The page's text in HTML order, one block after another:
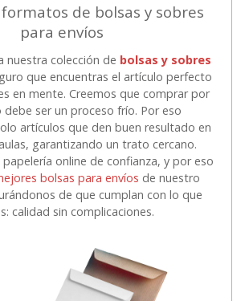
de bolsas y sobres
para envíos
nuestra colección de bolsas y sobres
que encuentras el artículo perfecto
en mente. Creemos que comprar por
ser un proceso frío. Por eso
artículos que den buen resultado en
garantizando un trato cercano.
online de confianza, y por eso
bolsas para envíos de nuestro
de que cumplan con lo que
calidad sin complicaciones.